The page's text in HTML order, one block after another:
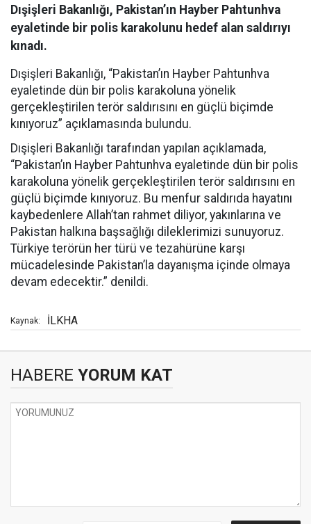
Dışişleri Bakanlığı, Pakistan’ın Hayber Pahtunhva
eyaletinde bir polis karakolunu hedef alan saldırıyı
kınadı.
Dışişleri Bakanlığı, “Pakistan’ın Hayber Pahtunhva
eyaletinde dün bir polis karakoluna yönelik
gerçekleştirilen terör saldırısını en güçlü biçimde
kınıyoruz” açıklamasında bulundu.
Dışişleri Bakanlığı tarafından yapılan açıklamada,
“Pakistan’ın Hayber Pahtunhva eyaletinde dün bir polis
karakoluna yönelik gerçekleştirilen terör saldırısını en
güçlü biçimde kınıyoruz. Bu menfur saldırıda hayatını
kaybedenlere Allah’tan rahmet diliyor, yakınlarına ve
Pakistan halkına başsağlığı dileklerimizi sunuyoruz.
Türkiye terörün her türü ve tezahürüne karşı
mücadelesinde Pakistan’la dayanışma içinde olmaya
devam edecektir.” denildi.
Kaynak: İLKHA
HABERE YORUM KAT